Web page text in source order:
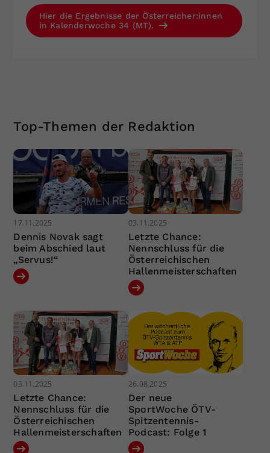
Hier die Ergebnisse der Österreicher:innen
in Kalenderwoche 34 (MT).
Top-Themen der Redaktion
17.11.2025
Dennis Novak sagt
beim Abschied laut
„Servus!“
03.11.2025
Letzte Chance:
Nennschluss für die
Österreichischen
Hallenmeisterschaften
03.11.2025
Letzte Chance:
Nennschluss für die
Österreichischen
Hallenmeisterschaften
26.08.2025
Der neue
SportWoche ÖTV-
Spitzentennis-
Podcast: Folge 1